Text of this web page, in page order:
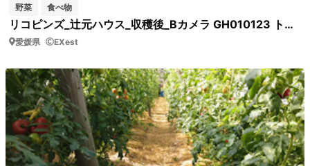
野菜 食べ物
リコピンズ_辻元ハウス_収穫後_Bカメラ GH010123 トマトを食べる夫婦
愛媛県 EXest